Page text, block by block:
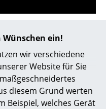
ein!
wir verschiedene
Website für Sie
diesem Grund werten
Beispiel, welches Gerät